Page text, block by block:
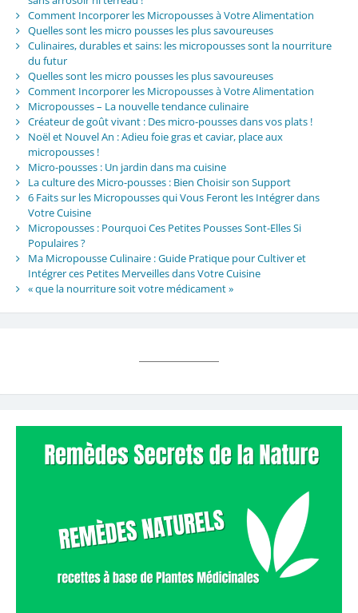
Comment Incorporer les Micropousses à Votre Alimentation
Quelles sont les micro pousses les plus savoureuses
Culinaires, durables et sains: les micropousses sont la nourriture
du futur
Quelles sont les micro pousses les plus savoureuses
Comment Incorporer les Micropousses à Votre Alimentation
Micropousses – La nouvelle tendance culinaire
Créateur de goût vivant : Des micro-pousses dans vos plats !
Noël et Nouvel An : Adieu foie gras et caviar, place aux
micropousses !
Micro-pousses : Un jardin dans ma cuisine
La culture des Micro-pousses : Bien Choisir son Support
6 Faits sur les Micropousses qui Vous Feront les Intégrer dans
Votre Cuisine
Micropousses : Pourquoi Ces Petites Pousses Sont-Elles Si
Populaires ?
Ma Micropousse Culinaire : Guide Pratique pour Cultiver et
Intégrer ces Petites Merveilles dans Votre Cuisine
« que la nourriture soit votre médicament »